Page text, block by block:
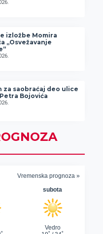
izložbe Momira
„Osvežavanje
za saobraćaj deo ulice
Bojovića